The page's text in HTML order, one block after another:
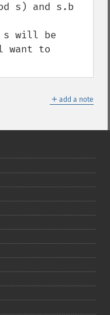
s) and s.b
s will be
want to
＋ add a note